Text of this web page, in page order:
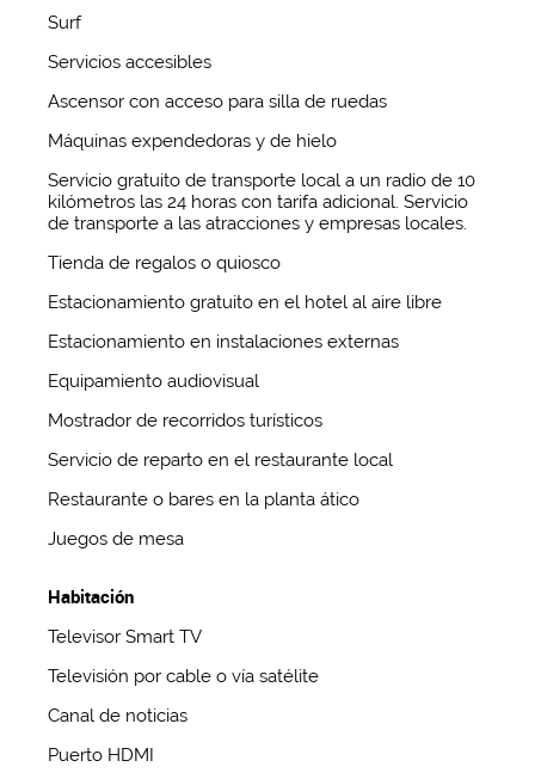
Surf
Servicios accesibles
Ascensor con acceso para silla de ruedas
Máquinas expendedoras y de hielo
Servicio gratuito de transporte local a un radio de 10
kilómetros las 24 horas con tarifa adicional. Servicio
de transporte a las atracciones y empresas locales.
Tienda de regalos o quiosco
Estacionamiento gratuito en el hotel al aire libre
Estacionamiento en instalaciones externas
Equipamiento audiovisual
Mostrador de recorridos turísticos
Servicio de reparto en el restaurante local
Restaurante o bares en la planta ático
Juegos de mesa
Habitación
Televisor Smart TV
Televisión por cable o vía satélite
Canal de noticias
Puerto HDMI